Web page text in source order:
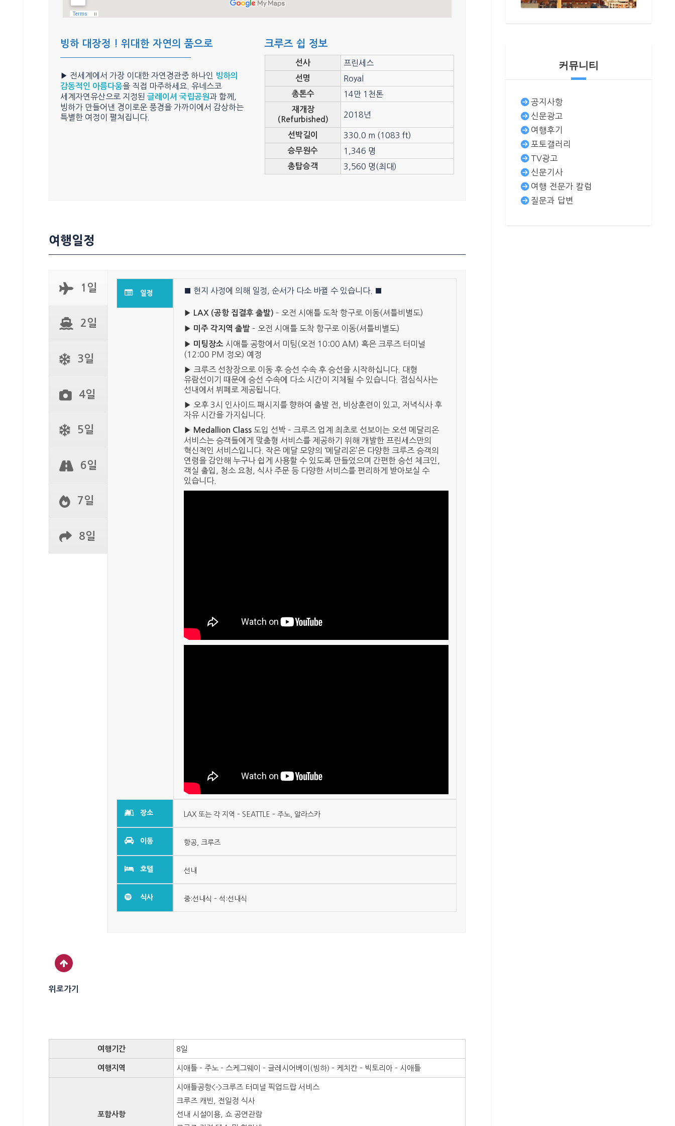
빙하 대장정 ! 위대한 자연의 품으로
▶ 전세계에서 가장 이대한 자연경관중 하나인 빙하의
감동적인 아름다움을 직접 마주하세요. 유네스코
세계자연유산으로 지정된 글레이셔 국립공원 과 함께,
빙하가 만들어낸 경이로운 풍경을 가까이에서 감상하는
특별한 여정이 펼쳐집니다.
크루즈 쉽 정보
선사 프린세스
선명 Royal
총톤수 14만 1천톤
재개장
(Refurbished)
2018년
선박길이 330.0 m (1083 ft)
승무원수 1,346 명
총탑승객 3,560 명(최대)
여행일정
1일
2일
3일
4일
5일
6일
7일
8일
일정 ■ 현지 사정에 의해 일정, 순서가 다소 바뀔 수 있습니다. ■
▶ LAX (공항 집결후 출발) – 오전 시애틀 도착 항구로 이동(셔틀비별도)
▶ 미주 각지역 출발– 오전 시애틀 도착 항구로 이동(셔틀비별도)
▶ 미팅장소시애틀 공항에서 미팅(오전 10:00 AM) 혹은 크루즈 터미널
(12:00 PM 정오) 예정
▶ 크루즈 선창장으로 이동 후 승선 수속 후 승선을 시작하십니다. 대형
유람선이기 때문에 승선 수속에 다소 시간이 지체될 수 있습니다. 점심식사는
선내에서 뷔페로 제공됩니다.
▶ 오후 3시 인사이드 패시지를 향하여 출발 전, 비상훈련이 있고, 저녁식사 후
자유 시간을 가지십니다.
▶ Medallion Class도입 선박 – 크루즈 업계 최초로 선보이는 오션 메달리온
서비스는 승객들에게 맞춤형 서비스를 제공하기 위해 개발한 프린세스만의
혁신적인 서비스입니다. 작은 메달 모양의 ‘메달리온’은 다양한 크루즈 승객의
연령을 감안해 누구나 쉽게 사용할 수 있도록 만들었으며 간편한 승선 체크인,
객실 출입, 청소 요청, 식사 주문 등 다양한 서비스를 편리하게 받아보실 수
있습니다.
장소 LAX 또는 각 지역 – SEATTLE – 주노, 알라스카
이동 항공, 크루즈
호텔 선내
식사 중:선내식 – 석:선내식
위로가기
여행기간 8일
여행지역 시애틀 – 주노 – 스케그웨이 – 글레시어베이(빙하) – 케치칸 – 빅토리아 – 시애틀
포함사항
시애틀공항<->크루즈 터미널 픽업드랍 서비스
크루즈 캐빈, 전일정 식사
선내 시설이용, 쇼 공연관람
커뮤니티
공지사항
신문광고
여행후기
포토갤러리
TV광고
신문기사
여행 전문가 칼럼
질문과 답변